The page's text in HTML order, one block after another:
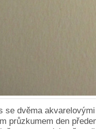
se dvěma
průzkumem den